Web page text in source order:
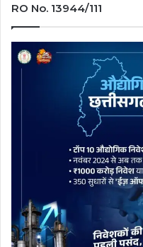
RO No. 13944/111